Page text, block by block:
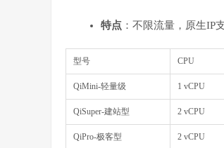
特点 ：不限流量，原生IP
型号 CPU
QiMini-轻量级 1 vCPU
QiSuper-建站型 2 vCPU
QiPro-极客型 2 vCPU